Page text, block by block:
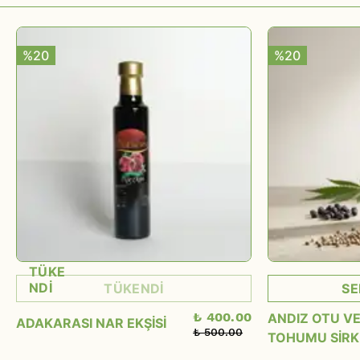
%20
TÜKE
NDİ
TÜKENDİ
ADAKARASI NAR EKŞİSİ ₺ 400.00
₺ 500.00
%20
ANDIZ OTU
TOHUMU